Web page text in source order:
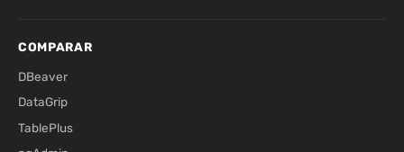
COMPARAR
DBeaver
DataGrip
TablePlus